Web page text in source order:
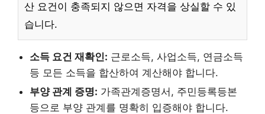
산 요건이 충족되지 않으면 자격을 상실할 수 있
습니다.
소득 요건 재확인: 근로소득, 사업소득, 연금소득
등 모든 소득을 합산하여 계산해야 합니다.
부양 관계 증명: 가족관계증명서, 주민등록등본
등으로 부양 관계를 명확히 입증해야 합니다.